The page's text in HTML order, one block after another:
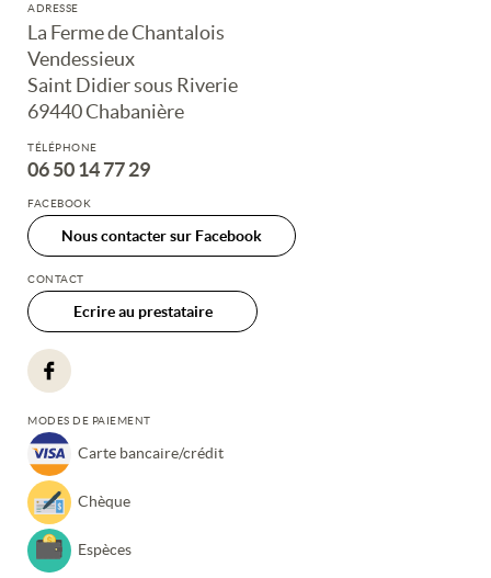
ADRESSE
La Ferme de Chantalois
Vendessieux
Saint Didier sous Riverie
69440 Chabanière
TÉLÉPHONE
06 50 14 77 29
FACEBOOK
Nous contacter sur Facebook
CONTACT
Ecrire au prestataire
MODES DE PAIEMENT
Carte bancaire/crédit
Chèque
Espèces